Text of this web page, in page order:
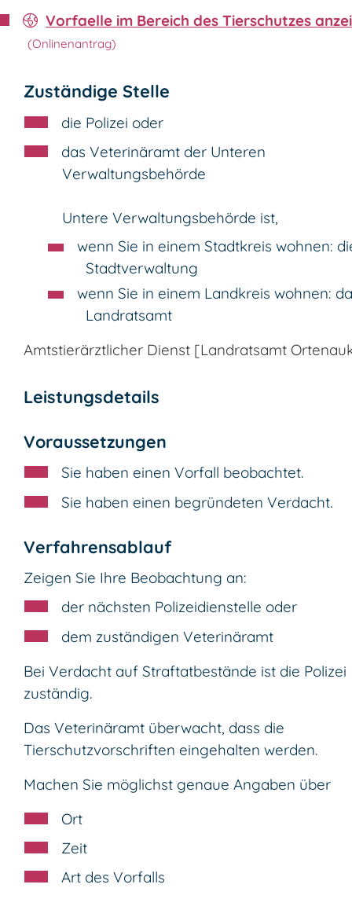
Vorfaelle im Bereich des Tierschutzes
Zuständige Stelle
die Polizei oder
das Veterinäramt der Unteren
Verwaltungsbehörde
Untere Verwaltungsbehörde ist,
wenn Sie in einem Stadtkreis wohnen:
Stadtverwaltung
wenn Sie in einem Landkreis wohnen:
Landratsamt
Amtstierärztlicher Dienst [Landratsamt
Leistungsdetails
Voraussetzungen
Sie haben einen Vorfall beobachtet.
Sie haben einen begründeten Verdacht.
Verfahrensablauf
Zeigen Sie Ihre Beobachtung an:
der nächsten Polizeidienstelle oder
dem zuständigen Veterinäramt
Bei Verdacht auf Straftatbestände ist die Polizei
zuständig.
Das Veterinäramt überwacht, dass die
Tierschutzvorschriften eingehalten werden.
Machen Sie möglichst genaue Angaben über
Ort
Zeit
Art des Vorfalls